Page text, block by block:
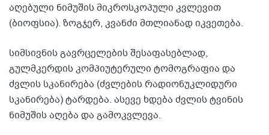
აღებული ნიმუშის მიკროსკოპული კვლევით
(ბიოფსია). ზოგჯერ, კვანძი მთლიანად იკვეთება.
სიმსივნის გავრცელების შესაფასებლად,
გულმკერდის კომპიუტერული ტომოგრაფია და
ძვლის სკანირება (ძვლების რადიონუკლიდური
სკანირება) ტარდება. ასევე ხდება ძვლის ტვინის
ნიმუშის აღება და გამოკვლევა.